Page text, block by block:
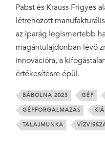
Pabst és Krauss Frigyes
létrehozott
az iparág legismertebb
magántulajdonban lévő
innovációra, a
értékesítésre épül.
BÁBOLNA 2023 GÉP
GÉPFORGALMAZÁS
TALAJMUNKA